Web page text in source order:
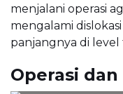
menjalani operasi
mengalami
panjangnya di
Operasi